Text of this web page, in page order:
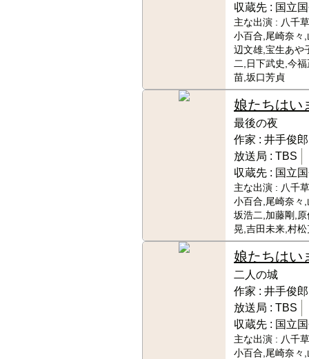
収蔵先 : 国立
主な出演 : 八千
小百合,尾崎奈々
辺文雄,宝生あや
二,日下武史,今
苗,坂口芳貞
娘たちはい
最後の夜
作家 : 井手俊郎
放送局 : TBS
収蔵先 : 国立
主な出演 : 八千
小百合,尾崎奈々
坂浩二,加藤剛,
晃,吉田未来,村松
娘たちはい
二人の城
作家 : 井手俊郎
放送局 : TBS
収蔵先 : 国立
主な出演 : 八千
小百合,尾崎奈々